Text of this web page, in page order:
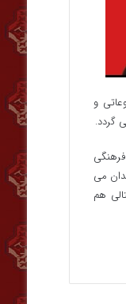
و
گردد.‌
فرهنگی
می
هم